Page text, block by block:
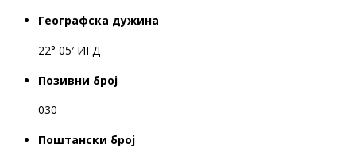
Географска дужина
22° 05′ ИГД
Позивни број
030
Поштански број